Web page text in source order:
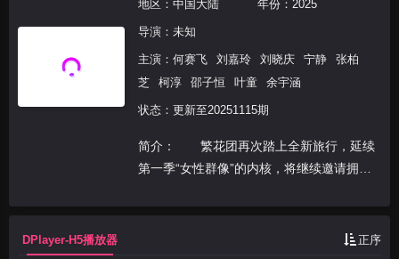
地区： 中国大陆 年份： 2025
导演：未知
主演： 何赛飞 刘嘉玲 刘晓庆 宁静
张柏
芝
柯淳 邵子恒 叶童 余宇涵
状态：更新至20251115期
简介： 繁花团再次踏上全新旅行，延续
第一季“女性群像”的内核，将继续邀请拥有
年弟弟，以“勇闯人生未历之事”为核心，通
过一期一主题，“随心而行”的人生大女主，
DPlayer-H5播放器 正序